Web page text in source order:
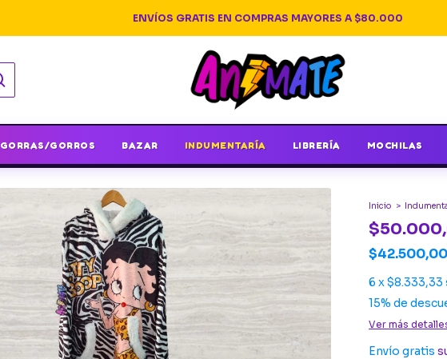
ENVÍOS GRATIS EN COMPRAS MAYORES A $80.000
GORRAS/GORROS BAZAR INDUMENTARÍA LIBRERÍA MOCHILAS
Inicio >
$42.500,00
6 x$8.333,33
15% de
Ver más
Envío gratis